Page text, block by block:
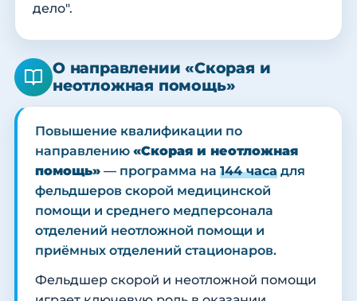
дело".
О направлении «Скорая и
неотложная помощь»
Повышение квалификации по
направлению «Скорая и неотложная
помощь» — программа на 144 часа для
фельдшеров скорой медицинской
помощи и среднего медперсонала
отделений неотложной помощи и
приёмных отделений стационаров.
Фельдшер скорой и неотложной помощи